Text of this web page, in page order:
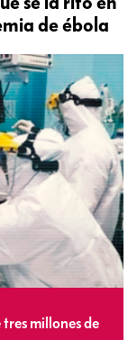
de ébola
tres millones de